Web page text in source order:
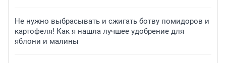
Не нужно выбрасывать и сжигать ботву помидоров и
картофеля! Как я нашла лучшее удобрение для
яблони и малины